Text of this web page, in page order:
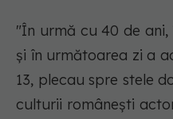
"În urmă cu 40 de
și în următoarea zi a
13, plecau spre stele
culturii românești